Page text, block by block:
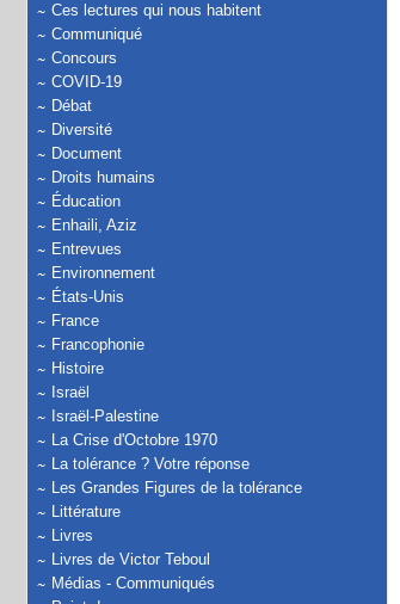
Ces lectures qui nous habitent
Communiqué
Concours
COVID-19
Débat
Diversité
Document
Droits humains
Éducation
Enhaili, Aziz
Entrevues
Environnement
États-Unis
France
Francophonie
Histoire
Israël
Israël-Palestine
La Crise d'Octobre 1970
La tolérance ? Votre réponse
Les Grandes Figures de la tolérance
Littérature
Livres
Livres de Victor Teboul
Médias - Communiqués